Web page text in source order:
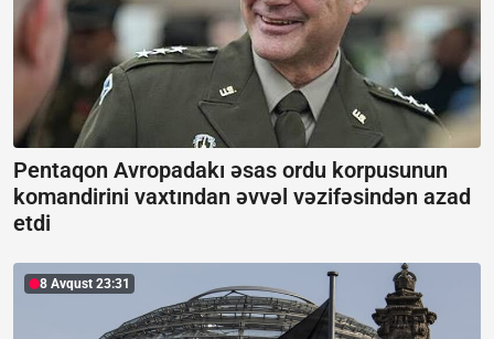
Pentaqon Avropadakı əsas ordu korpusunun
komandirini vaxtından əvvəl vəzifəsindən azad
etdi
8 Avqust 23:31